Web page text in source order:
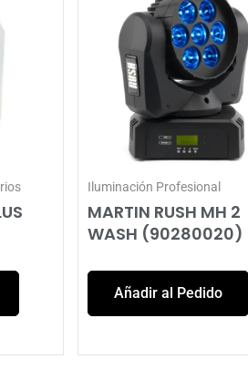
Iluminación Profesional
MARTIN RUSH MH 2
WASH (90280020)
Añadir al Pedido